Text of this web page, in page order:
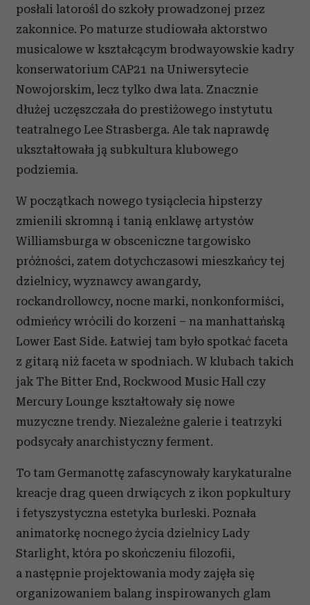
posłali latorośl do szkoły prowadzonej przez
zakonnice. Po maturze studiowała aktorstwo
musicalowe w kształcącym brodwayowskie kadry
konserwatorium CAP21 na Uniwersytecie
Nowojorskim, lecz tylko dwa lata. Znacznie
dłużej uczęszczała do prestiżowego instytutu
teatralnego Lee Strasberga. Ale tak naprawdę
ukształtowała ją subkultura klubowego
podziemia.
W początkach nowego tysiąclecia hipsterzy
zmienili skromną i tanią enklawę artystów
Williamsburga w obsceniczne targowisko
próżności, zatem dotychczasowi mieszkańcy tej
dzielnicy, wyznawcy awangardy,
rockandrollowcy, nocne marki, nonkonformiści,
odmieńcy wrócili do korzeni – na manhattańską
Lower East Side. Łatwiej tam było spotkać faceta
z gitarą niż faceta w spodniach. W klubach takich
jak The Bitter End, Rockwood Music Hall czy
Mercury Lounge kształtowały się nowe
muzyczne trendy. Niezależne galerie i teatrzyki
podsycały anarchistyczny ferment.
To tam Germanottę zafascynowały karykaturalne
kreacje drag queen drwiących z ikon popkultury
i fetyszystyczna estetyka burleski. Poznała
animatorkę nocnego życia dzielnicy Lady
Starlight, która po skończeniu filozofii,
a następnie projektowania mody zajęła się
organizowaniem balang inspirowanych glam